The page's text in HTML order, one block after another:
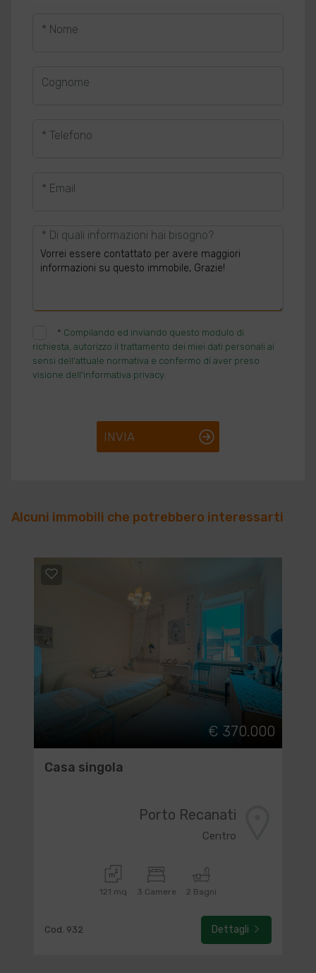
* Nome
Cognome
* Telefono
* Email
* Di quali informazioni hai bisogno?
* Compilando ed inviando questo modulo di
richiesta, autorizzo il trattamento dei miei dati personali ai
sensi dell'attuale normativa e confermo di aver preso
visione dell'informativa privacy.
INVIA
Alcuni immobili che potrebbero interessarti
€ 370.000
Casa singola
Porto Recanati
Centro
121 mq 3 Camere 2 Bagni
Cod. 932 Dettagli